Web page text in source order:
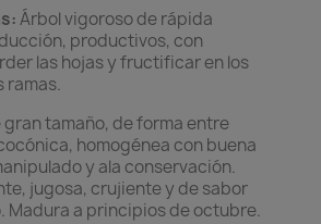
Árbol vigoroso de rápida
productivos, con
las hojas y fructificar en los
ramas.
gran tamaño, de forma entre
homogénea con buena
y ala conservación.
jugosa, crujiente y de sabor
Madura a principios de octubre.